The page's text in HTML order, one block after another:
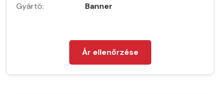
Gyártó:
Banner
Ár ellenőrzése